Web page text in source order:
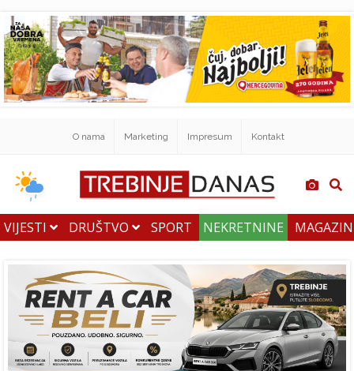
O nama Marketing Impresum Kontakt
VIJESTI DRUŠTVO SPORT NEKRETNINE